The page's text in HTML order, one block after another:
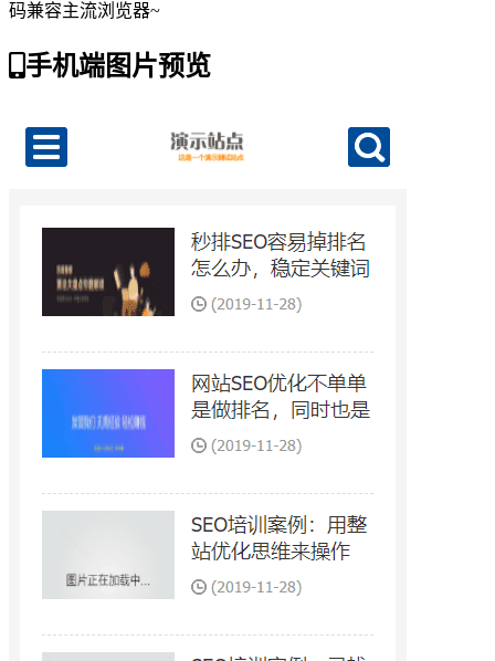
码兼容主流浏览器~
手机端图片预览